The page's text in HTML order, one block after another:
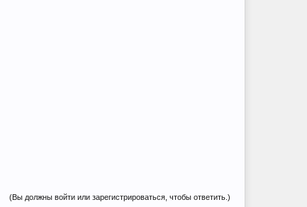
(Вы должны войти или зарегистрироваться, чтобы ответить.)